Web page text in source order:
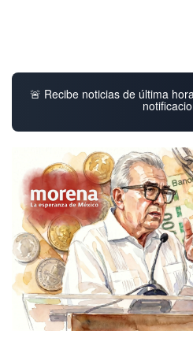
🚨 Recibe noticias de última